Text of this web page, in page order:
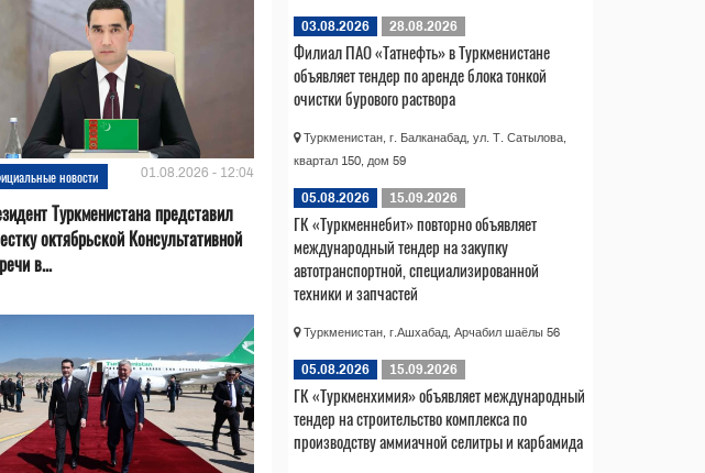
новости 01.08.2026 - 12:04
Туркменистана представил
октябрьской Консультативной
в...
03.08.2026 28.08.2026
Филиал ПАО «Татнефть» в Туркменистане
объявляет тендер по аренде блока тонкой
очистки бурового раствора
Туркменистан, г. Балканабад, ул. Т. Сатылова,
квартал 150, дом 59
05.08.2026 15.09.2026
ГК «Туркменнебит» повторно объявляет
международный тендер на закупку
автотранспортной, специализированной
техники и запчастей
Туркменистан, г.Ашхабад, Арчабил шаёлы 56
05.08.2026 15.09.2026
ГК «Туркменхимия» объявляет международный
тендер на строительство комплекса по
производству аммиачной селитры и карбамида